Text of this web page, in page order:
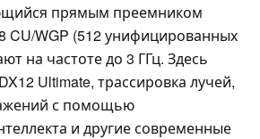
прямым преемником
CU/WGP (512 унифицированных
на частоте до 3 ГГц. Здесь
Ultimate, трассировка лучей,
с помощью
и другие современные